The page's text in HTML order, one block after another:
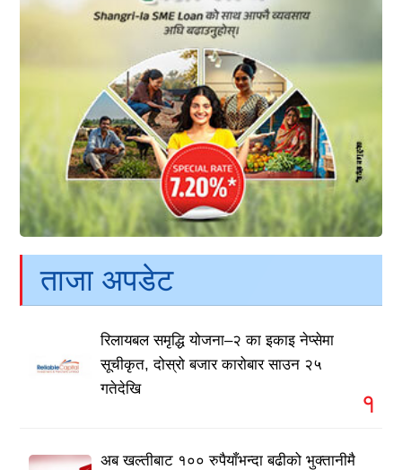
ताजा अपडेट
रिलायबल समृद्धि योजना–२ का इकाइ नेप्सेमा
सूचीकृत, दोस्रो बजार कारोबार साउन २५
गतेदेखि
१
अब खल्तीबाट १०० रुपैयाँभन्दा बढीको भुक्तानीमै